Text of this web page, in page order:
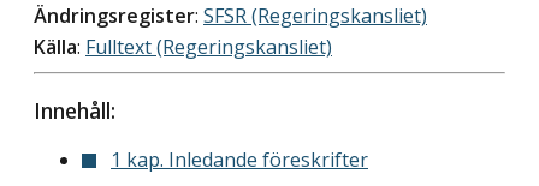
Ändringsregister: SFSR (Regeringskansliet)
Källa: Fulltext (Regeringskansliet)
Innehåll:
1 kap. Inledande föreskrifter